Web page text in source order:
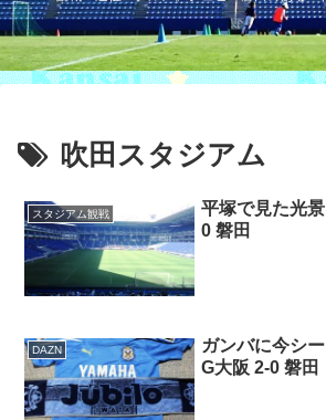
吹田スタジアム
スタジアム観戦
平塚で見た光
0 磐田
DAZN
ガンバに今シ
G大阪 2-0 磐田